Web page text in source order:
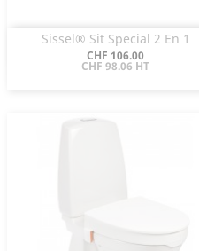
Sissel® Sit Special 2 En 1
Prix
CHF 106.00
CHF 98.06 HT
Aperçu rapide